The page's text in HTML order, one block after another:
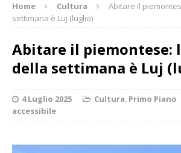
Home Cultura
Abitare il
settimana è Luj (luglio)
Abitare il piemontese:
della settimana è Luj
4 Luglio 2025 Cultura, Primo Piano
accessibile